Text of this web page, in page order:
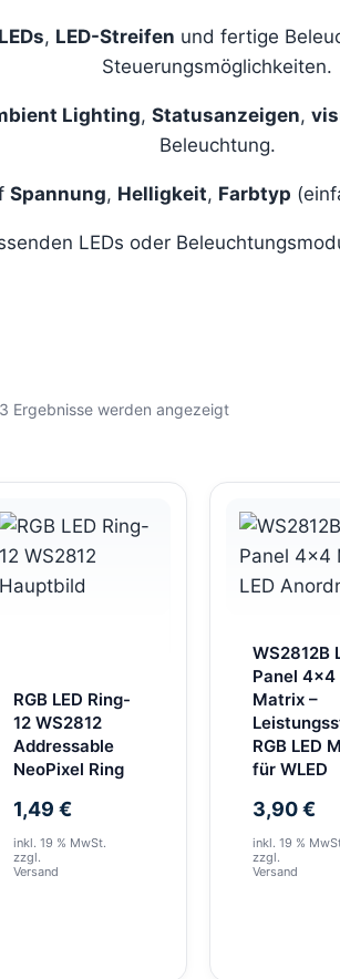
, LED-Streifen und fertige
Steuerungsmöglichkeiten.
Lighting, Statusanzeigen,
Beleuchtung.
Spannung, Helligkeit, Farbtyp
LEDs oder
Ergebnisse werden angezeigtNach
RGB LED Ring-
12 WS2812
Addressable
NeoPixel Ring
1,49 €
inkl. 19 % MwSt.
zzgl.
Versand
WS2812B
Panel 4×4
Matrix –
RGB LED
für WLED
3,90€
inkl. 19 %
zzgl.
Versand